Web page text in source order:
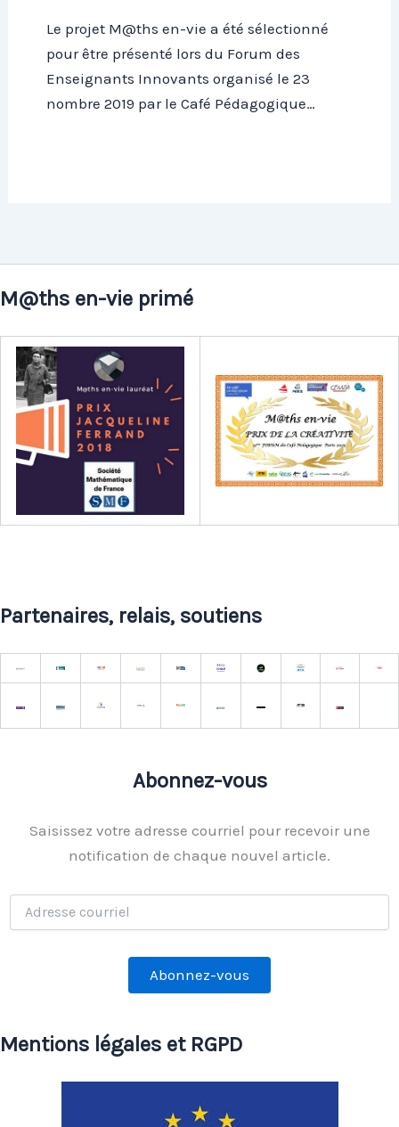
Le projet M@ths en-vie a été sélectionné
pour être présenté lors du Forum des
Enseignants Innovants organisé le 23
nombre 2019 par le Café Pédagogique…
M@ths en-vie primé
Partenaires, relais, soutiens
Abonnez-vous
Saisissez votre adresse courriel pour recevoir une
notification de chaque nouvel article.
Adresse
courriel
Abonnez-vous
Mentions légales et RGPD